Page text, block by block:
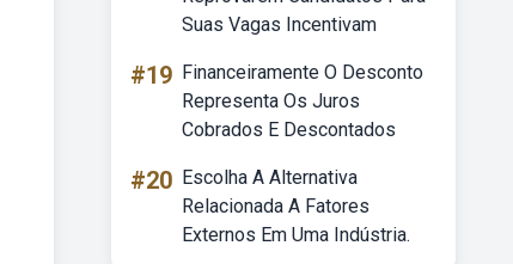
Suas Vagas Incentivam
#19 Financeiramente O Desconto
Representa Os Juros
Cobrados E Descontados
#20 Escolha A Alternativa
Relacionada A Fatores
Externos Em Uma Indústria.